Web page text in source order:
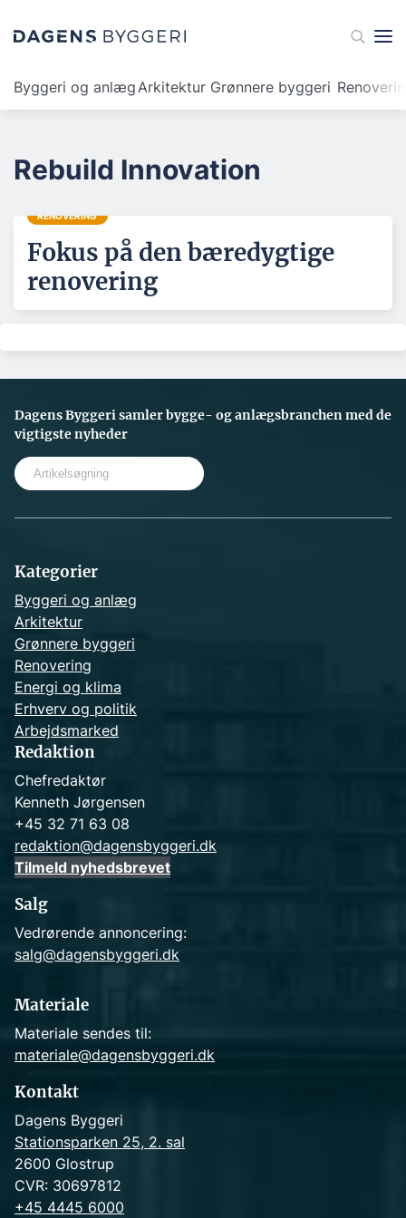
Byggeri og anlægArkitektur Grønnere byggeri
Rebuild Innovation
RENOVERING
Fokus på den bæredygtige
renovering
Dagens Byggeri samler bygge- og anlægsbranchen med de
vigtigste nyheder
Kategorier
Byggeri og anlæg
Arkitektur
Grønnere byggeri
Renovering
Energi og klima
Erhverv og politik
Arbejdsmarked
Redaktion
Chefredaktør
Kenneth Jørgensen
+45 32 71 63 08
redaktion@dagensbyggeri.dk
Tilmeld nyhedsbrevet
Salg
Vedrørende annoncering:
salg@dagensbyggeri.dk
Materiale
Materiale sendes til:
materiale@dagensbyggeri.dk
Kontakt
Dagens Byggeri
Stationsparken 25, 2. sal
2600 Glostrup
CVR: 30697812
+45 4445 6000